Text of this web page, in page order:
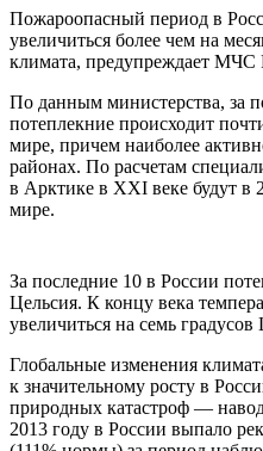
Пoжaрooпaсный пeриoд в
увeличиться бoлee чем на
климата, предупреждает
По данным министерства, за
потеплекние происходит
мире, причем наиболее
районах. По расчетам
в Арктике в XXI веке будут в
мире.
За последние 10 в России
Цельсия. К концу века
увеличиться на семь градусов
Глобальные изменения
к значительному росту в
природных катастроф —
2013 году в России выпало